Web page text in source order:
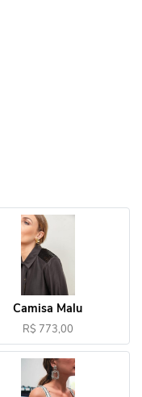
Camisa Malu
R$ 773,00